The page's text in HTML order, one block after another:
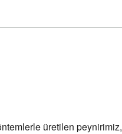
üretilen peynirimiz,